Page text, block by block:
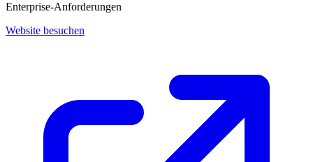
Enterprise-Anforderungen
Website besuchen